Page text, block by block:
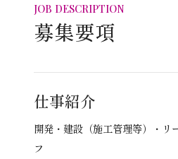
JOB DESCRIPTION
募集要項
仕事紹介
開発・建設（施工管理等）・リ
フ